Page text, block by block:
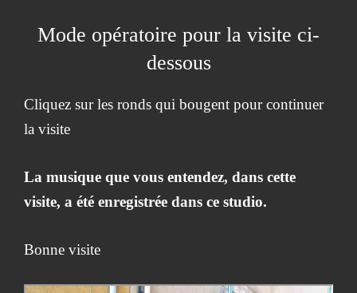
Mode opératoire pour la visite ci-
dessous
Cliquez sur les ronds qui bougent pour continuer
la visite
La musique que vous entendez, dans cette
visite, a été enregistrée dans ce studio.
Bonne visite